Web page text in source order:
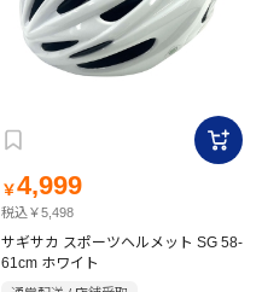
￥4,999
税込￥5,498
サギサカ スポーツヘルメット SG 58-
61cm ホワイト